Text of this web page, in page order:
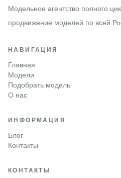
Модельное агентство полного
продвижение моделей по всей
НАВИГАЦИЯ
Главная
Модели
Подобрать модель
О нас
ИНФОРМАЦИЯ
Блог
Контакты
КОНТАКТЫ